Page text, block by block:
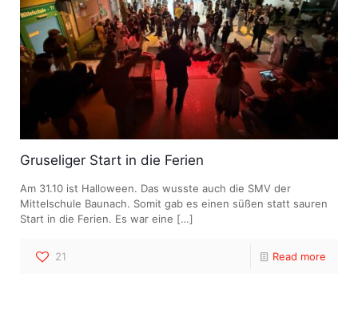
Gruseliger Start in die Ferien
Am 31.10 ist Halloween. Das wusste auch die SMV der
Mittelschule Baunach. Somit gab es einen süßen statt sauren
Start in die Ferien. Es war eine […]
21 Read more